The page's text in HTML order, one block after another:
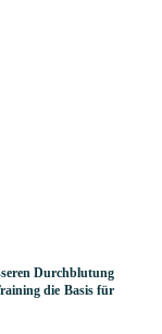
Durchblutung
die Basis für